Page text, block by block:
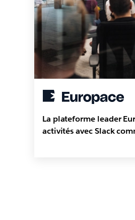
La plateforme leader
activités avec Slack